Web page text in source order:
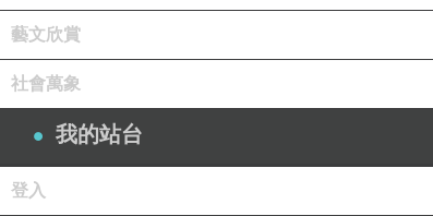
藝文欣賞
社會萬象
我的站台
登入